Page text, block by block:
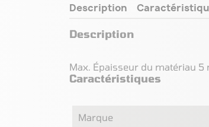
Description
Description
Max. Épaisseur du matériau 5
Caractéristiques
Marque